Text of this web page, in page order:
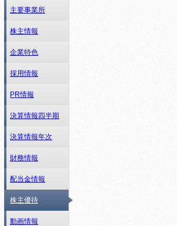
主要事業所
株主情報
企業特色
採用情報
PR情報
決算情報四半期
決算情報年次
財務情報
配当金情報
株主優待
動画情報